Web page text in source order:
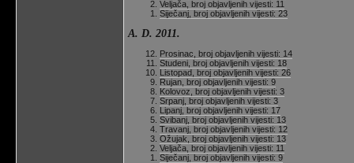
Veljača, broj objavljenih vijesti: 11
Siječanj, broj objavljenih vijesti: 23
A. D. 2011.
Prosinac, broj objavljenih vijesti: 14
Studeni, broj objavljenih vijesti: 18
Listopad, broj objavljenih vijesti: 26
Rujan, broj objavljenih vijesti: 9
Kolovoz, broj objavljenih vijesti: 3
Srpanj, broj objavljenih vijesti: 3
Lipanj, broj objavljenih vijesti: 17
Svibanj, broj objavljenih vijesti: 13
Travanj, broj objavljenih vijesti: 12
Ožujak, broj objavljenih vijesti: 13
Veljača, broj objavljenih vijesti: 11
Siječanj, broj objavljenih vijesti: 9